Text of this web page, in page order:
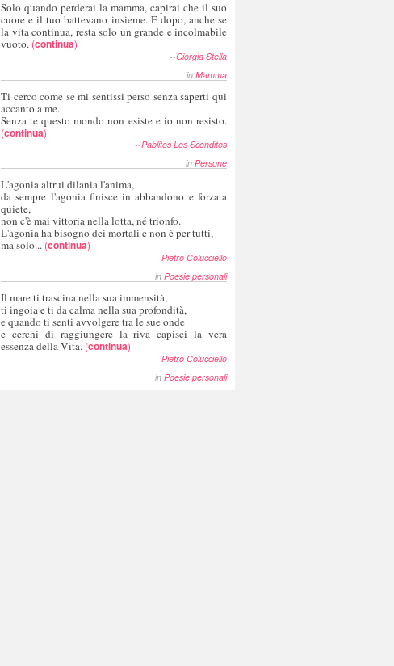
Solo quando perderai la mamma, capirai che il suo
cuore e il tuo battevano insieme. E dopo, anche se
la vita continua, resta solo un grande e incolmabile
vuoto. (continua)
--Giorgia Stella
in Mamma
Ti cerco come se mi sentissi perso senza saperti qui
accanto a me.
Senza te questo mondo non esiste e io non resisto.
(continua)
--Pablitos Los Sconditos
in Persone
L'agonia altrui dilania l'anima,
da sempre l'agonia finisce in abbandono e forzata
quiete,
non c'è mai vittoria nella lotta, né trionfo.
L'agonia ha bisogno dei mortali e non è per tutti,
ma solo... (continua)
--Pietro Colucciello
in Poesie personali
Il mare ti trascina nella sua immensità,
ti ingoia e ti da calma nella sua profondità,
e quando ti senti avvolgere tra le sue onde
e cerchi di raggiungere la riva capisci la vera
essenza della Vita. (continua)
--Pietro Colucciello
in Poesie personali